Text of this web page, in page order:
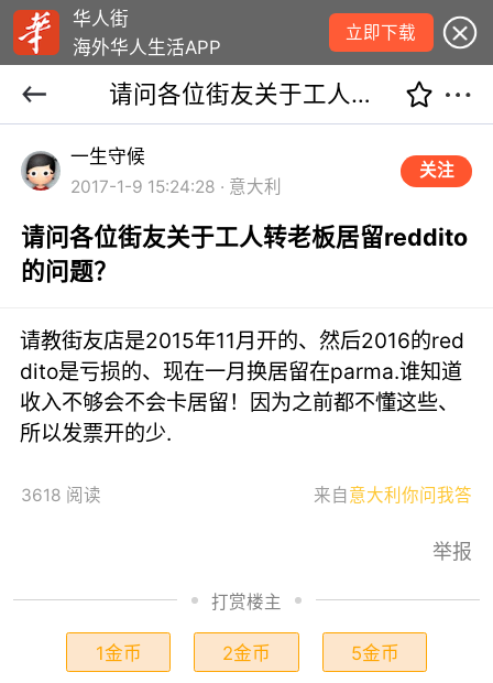
华人街
海外华人生活APP
立即下载
请问各位街友关于工人转老板居留reddito的问题？
一生守候
2017-1-9 15:24:28 · 意大利
关注
请问各位街友关于工人转老板居留reddito
的问题？
请教街友店是2015年11月开的、然后2016的red
dito是亏损的、现在一月换居留在parma.谁知道
收入不够会不会卡居留！因为之前都不懂这些、
所以发票开的少.
3618 阅读 来自 意大利你问我答
举报
打赏楼主
1金币 2金币 5金币